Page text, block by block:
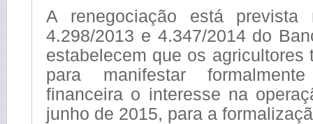
A renegociação está prevista
4.298/2013 e 4.347/2014 do
estabelecem que os agricultores
para manifestar
financeira o interesse na
junho de 2015, para a